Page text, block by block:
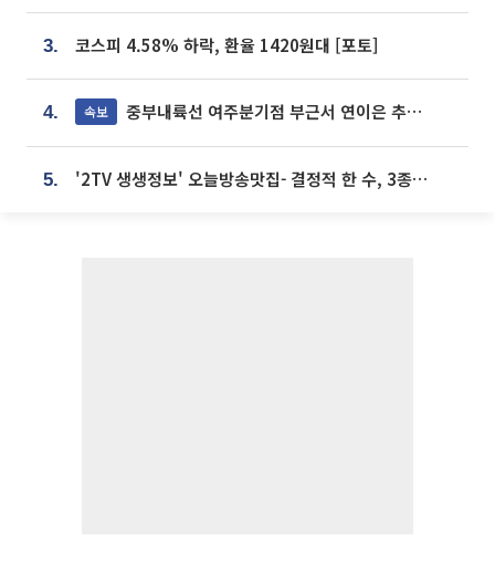
3. 코스피 4.58% 하락, 환율 1420원대 [포토]
4. 속보 중부내륙선 여주분기점 부근서 연이은 추돌사고 발생
5. '2TV 생생정보' 오늘방송맛집- 결정적 한 수, 3종 메밀면! 메밀 소바 맛집 '의○○○○'